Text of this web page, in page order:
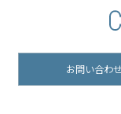
お問い合わ